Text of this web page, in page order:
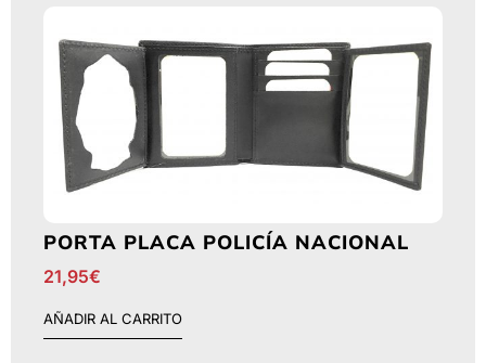
PORTA PLACA POLICÍA NACIONAL
21,95€
AÑADIR AL CARRITO